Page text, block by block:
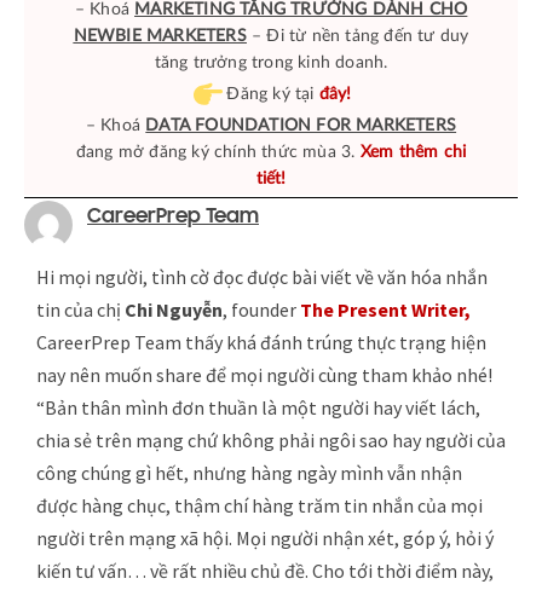
– Khoá MARKETING TĂNG TRƯỞNG DÀNH CHO
NEWBIE MARKETERS– Đi từ nền tảng đến tư duy
tăng trưởng trong kinh doanh.
Đăng ký tại đây!
– Khoá DATA FOUNDATION FOR MARKETERS
đang mở đăng ký chính thức mùa 3. Xem thêm chi
tiết!
CareerPrep Team
Hi mọi người, tình cờ đọc được bài viết về văn hóa nhắn
tin của chị Chi Nguyễn, founder The Present Writer,
CareerPrep Team thấy khá đánh trúng thực trạng hiện
nay nên muốn share để mọi người cùng tham khảo nhé!
“Bản thân mình đơn thuần là một người hay viết lách,
chia sẻ trên mạng chứ không phải ngôi sao hay người của
công chúng gì hết, nhưng hàng ngày mình vẫn nhận
được hàng chục, thậm chí hàng trăm tin nhắn của mọi
người trên mạng xã hội. Mọi người nhận xét, góp ý, hỏi ý
kiến tư vấn… về rất nhiều chủ đề. Cho tới thời điểm này,